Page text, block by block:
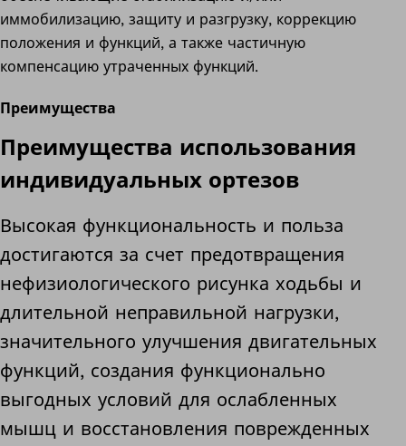
иммобилизацию, защиту и разгрузку, коррекцию
положения и функций, а также частичную
компенсацию утраченных функций.
Преимущества
Преимущества использования
индивидуальных ортезов
Высокая функциональность и польза
достигаются за счет предотвращения
нефизиологического рисунка ходьбы и
длительной неправильной нагрузки,
значительного улучшения двигательных
функций, создания функционально
выгодных условий для ослабленных
мышц и восстановления поврежденных